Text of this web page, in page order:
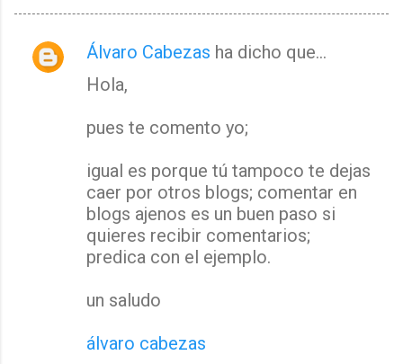
C
Álvaro Cabezas ha dicho que…
Hola,
pues te comento yo;
igual es porque tú tampoco te dejas
caer por otros blogs; comentar en
blogs ajenos es un buen paso si
quieres recibir comentarios;
predica con el ejemplo.
un saludo
álvaro cabezas